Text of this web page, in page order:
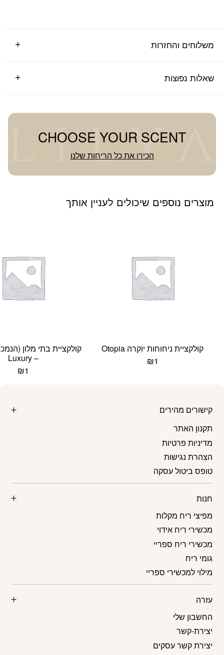
משלוחים והחזרות
שאלות נפוצות
CHOOSE YOUR SCENT
הכירו את כל הריחות שלנו
מוצרים נוספים שיכולים לעניין אותך
קולקציית ניחוחות יוקרה Otopia
₪1
קולקציית בתי מלון
– Luxury
₪1
קישורים מהירים
תקנון האתר
מדיניות פרטיות
הצהרת נגישות
טופס ביטול עסקה
חנות
מפיצי ריח מקלות
מכשירי ריח אידוי
מכשירי ריח ספריי
גומי ריח
מילוי למכשירי ספריי
עזרה
החשבון שלי
יצירת-קשר
יצירת קשר עסקים